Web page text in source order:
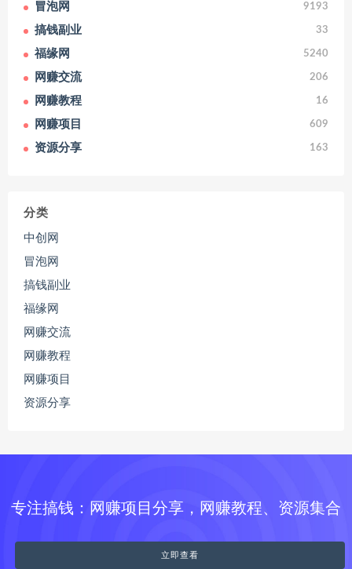
冒泡网 9193
搞钱副业 33
福缘网 5240
网赚交流 206
网赚教程 16
网赚项目 609
资源分享 163
分类
中创网
冒泡网
搞钱副业
福缘网
网赚交流
网赚教程
网赚项目
资源分享
专注搞钱：网赚项目分享，网赚教程、资源集合
立即查看